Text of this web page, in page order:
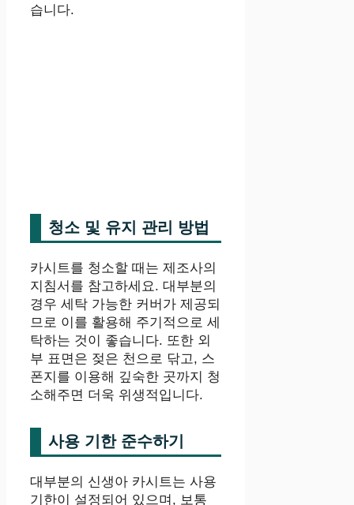
습니다.
청소 및 유지 관리 방법
카시트를 청소할 때는 제조사의
지침서를 참고하세요. 대부분의
경우 세탁 가능한 커버가 제공되
므로 이를 활용해 주기적으로 세
탁하는 것이 좋습니다. 또한 외
부 표면은 젖은 천으로 닦고, 스
폰지를 이용해 깊숙한 곳까지 청
소해주면 더욱 위생적입니다.
사용 기한 준수하기
대부분의 신생아 카시트는 사용
기한이 설정되어 있으며, 보통